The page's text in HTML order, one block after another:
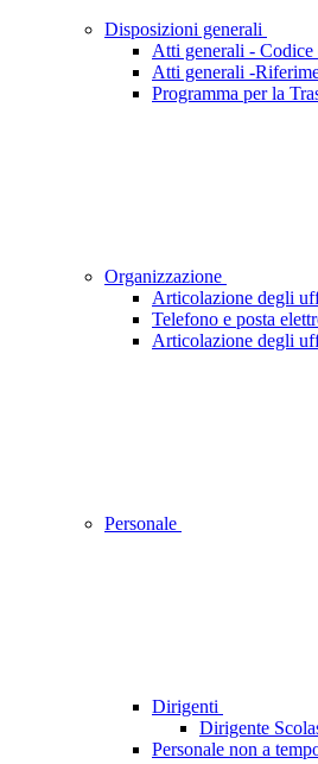
Disposizioni generali
Atti generali - Codice
Atti generali -
Programma per la
Organizzazione
Articolazione degli
Telefono e posta
Articolazione degli
Personale
Dirigenti
Dirigente
Personale non a